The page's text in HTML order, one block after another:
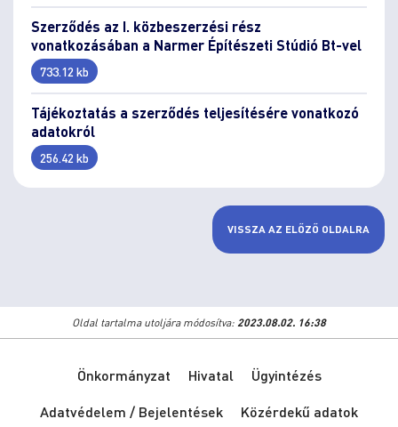
Szerződés az I. közbeszerzési rész
vonatkozásában a Narmer Építészeti Stúdió Bt-vel
733.12 kb
Tájékoztatás a szerződés teljesítésére vonatkozó
adatokról
256.42 kb
VISSZA AZ ELŐZŐ OLDALRA
Oldal tartalma utoljára módosítva: 2023.08.02. 16:38
Önkormányzat Hivatal
Ügyintézés
Adatvédelem / Bejelentések
Közérdekű adatok